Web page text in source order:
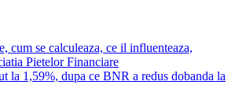
cum se calculeaza, ce il influenteaza,
Pietelor Financiare
la 1,59%, dupa ce BNR a redus dobanda la